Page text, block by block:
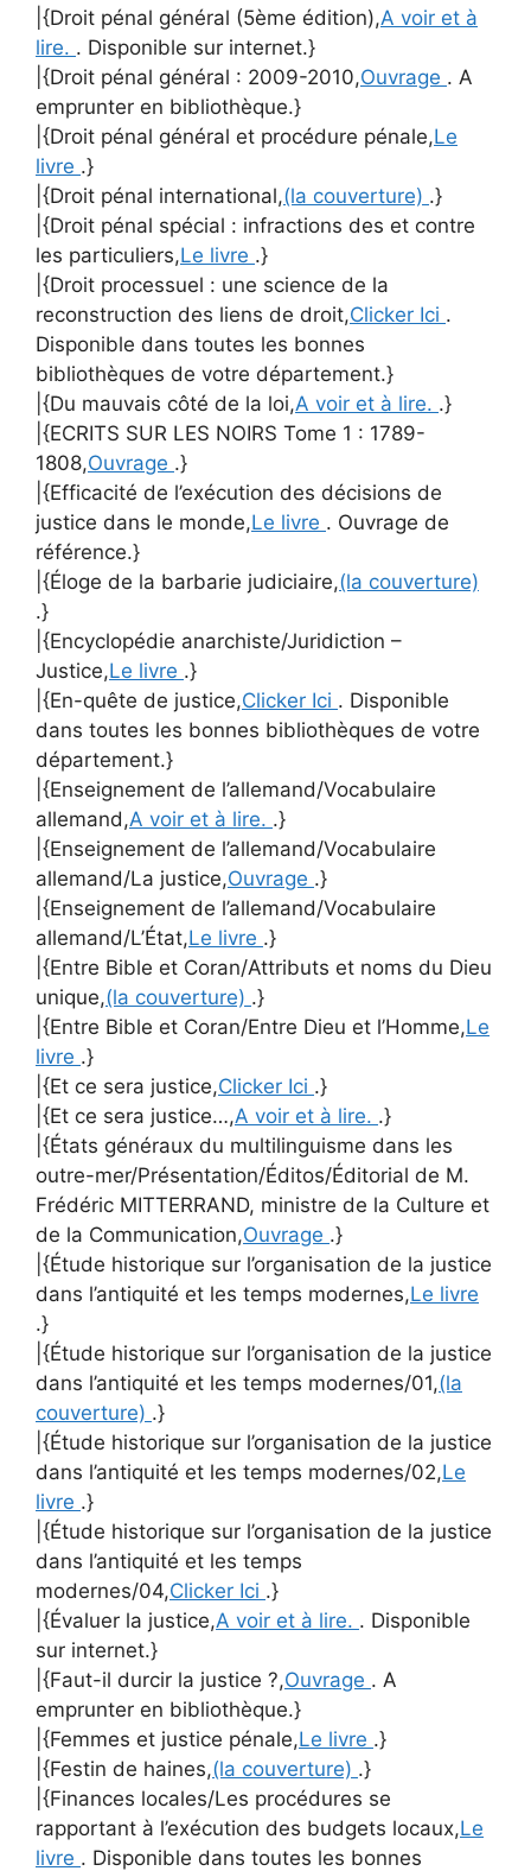
|{Droit pénal général (5ème édition),A voir et à
lire. . Disponible sur internet.}
|{Droit pénal général : 2009-2010,Ouvrage . A
emprunter en bibliothèque.}
|{Droit pénal général et procédure pénale,Le
livre .}
|{Droit pénal international,(la couverture) .}
|{Droit pénal spécial : infractions des et contre
les particuliers,Le livre .}
|{Droit processuel : une science de la
reconstruction des liens de droit,Clicker Ici .
Disponible dans toutes les bonnes
bibliothèques de votre département.}
|{Du mauvais côté de la loi,A voir et à lire. .}
|{ECRITS SUR LES NOIRS Tome 1 : 1789-
1808,Ouvrage .}
|{Efficacité de l’exécution des décisions de
justice dans le monde,Le livre . Ouvrage de
référence.}
|{Éloge de la barbarie judiciaire,(la couverture)
.}
|{Encyclopédie anarchiste/Juridiction –
Justice,Le livre .}
|{En-quête de justice,Clicker Ici . Disponible
dans toutes les bonnes bibliothèques de votre
département.}
|{Enseignement de l’allemand/Vocabulaire
allemand,A voir et à lire. .}
|{Enseignement de l’allemand/Vocabulaire
allemand/La justice,Ouvrage .}
|{Enseignement de l’allemand/Vocabulaire
allemand/L’État,Le livre .}
|{Entre Bible et Coran/Attributs et noms du Dieu
unique,(la couverture) .}
|{Entre Bible et Coran/Entre Dieu et l’Homme,Le
livre .}
|{Et ce sera justice,Clicker Ici .}
|{Et ce sera justice…,A voir et à lire. .}
|{États généraux du multilinguisme dans les
outre-mer/Présentation/Éditos/Éditorial de M.
Frédéric MITTERRAND, ministre de la Culture et
de la Communication,Ouvrage .}
|{Étude historique sur l’organisation de la justice
dans l’antiquité et les temps modernes,Le livre
.}
|{Étude historique sur l’organisation de la justice
dans l’antiquité et les temps modernes/01,(la
couverture) .}
|{Étude historique sur l’organisation de la justice
dans l’antiquité et les temps modernes/02,Le
livre .}
|{Étude historique sur l’organisation de la justice
dans l’antiquité et les temps
modernes/04,Clicker Ici .}
|{Évaluer la justice,A voir et à lire. . Disponible
sur internet.}
|{Faut-il durcir la justice ?,Ouvrage . A
emprunter en bibliothèque.}
|{Femmes et justice pénale,Le livre .}
|{Festin de haines,(la couverture) .}
|{Finances locales/Les procédures se
rapportant à l’exécution des budgets locaux,Le
livre . Disponible dans toutes les bonnes